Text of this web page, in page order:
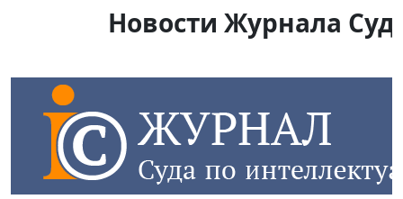
Новости Журнала